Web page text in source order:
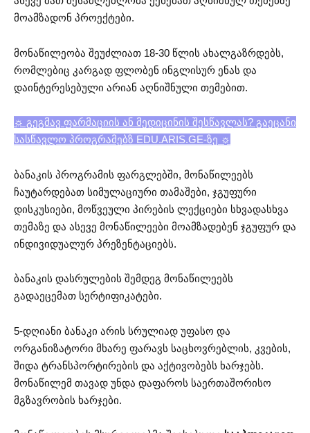
მოამზადონ პროექტები.
მონაწილეობა შეუძლიათ 18-30 წლის ახალგაზრდებს,
რომლებიც კარგად ფლობენ ინგლისურ ენას და
დაინტერესებული არიან აღნიშნული თემებით.
☼ გეგმავ ფარმაციის ან მედიცინის შესწავლას? გაეცანი
სასწავლო პროგრამებზ EDU.ARIS.GE-ზე ☼
ბანაკის პროგრამის ფარგლებში, მონაწილეებს
ჩაუტარდებათ სიმულაციური თამაშები, ჯგუფური
დისკუსიები, მოწვეული პირების ლექციები სხვადასხვა
თემაზე და ასევე მონაწილეები მოამზადებენ ჯგუფურ და
ინდივიდუალურ პრეზენტაციებს.
ბანაკის დასრულების შემდეგ მონაწილეებს
გადაეცემათ სერტიფიკატები.
5-დღიანი ბანაკი არის სრულიად უფასო და
ორგანიზატორი მხარე ფარავს საცხოვრებლის, კვების,
შიდა ტრანსპორტირების და აქტივობებს ხარჯებს.
მონაწილემ თავად უნდა დაფაროს საერთაშორისო
მგზავრობის ხარჯები.